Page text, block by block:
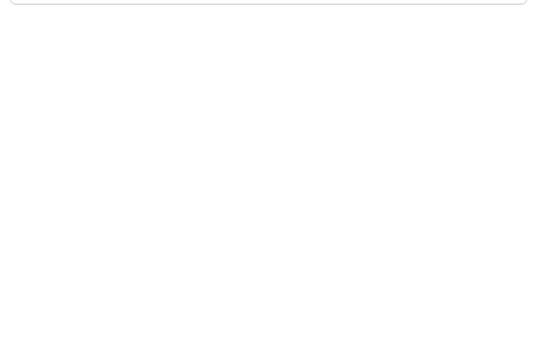
ムを楽しみながら、新作タイトルやイベント情報もいち早